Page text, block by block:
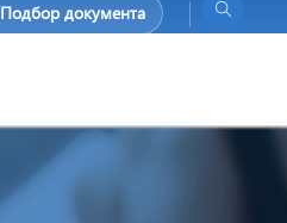
Подбор документа